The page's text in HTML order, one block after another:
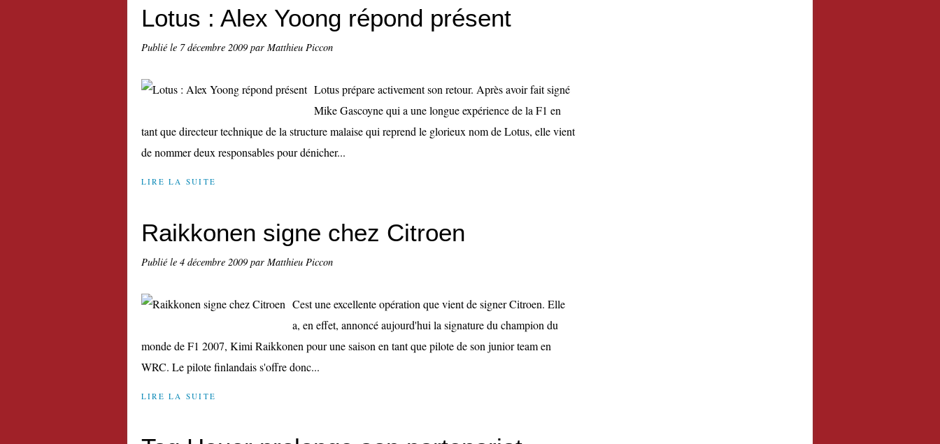
Lotus : Alex Yoong répond présent
Publié le 7 décembre 2009 par Matthieu Piccon
Lotus prépare activement son retour. Après avoir fait signé
Mike Gascoyne qui a une longue expérience de la F1 en
tant que directeur technique de la structure malaise qui reprend le glorieux nom de Lotus, elle vient
de nommer deux responsables pour dénicher...
LIRE LA SUITE
Raikkonen signe chez Citroen
Publié le 4 décembre 2009 par Matthieu Piccon
Cest une excellente opération que vient de signer Citroen. Elle
a, en effet, annoncé aujourd'hui la signature du champion du
monde de F1 2007, Kimi Raikkonen pour une saison en tant que pilote de son junior team en
WRC. Le pilote finlandais s'offre donc...
LIRE LA SUITE